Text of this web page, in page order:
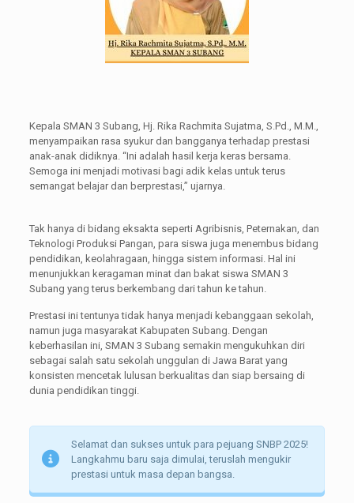
Kepala SMAN 3 Subang, Hj. Rika Rachmita Sujatma, S.Pd., M.M.,
menyampaikan rasa syukur dan bangganya terhadap prestasi
anak-anak didiknya. “Ini adalah hasil kerja keras bersama.
Semoga ini menjadi motivasi bagi adik kelas untuk terus
semangat belajar dan berprestasi,” ujarnya.
Tak hanya di bidang eksakta seperti Agribisnis, Peternakan, dan
Teknologi Produksi Pangan, para siswa juga menembus bidang
pendidikan, keolahragaan, hingga sistem informasi. Hal ini
menunjukkan keragaman minat dan bakat siswa SMAN 3
Subang yang terus berkembang dari tahun ke tahun.
Prestasi ini tentunya tidak hanya menjadi kebanggaan sekolah,
namun juga masyarakat Kabupaten Subang. Dengan
keberhasilan ini, SMAN 3 Subang semakin mengukuhkan diri
sebagai salah satu sekolah unggulan di Jawa Barat yang
konsisten mencetak lulusan berkualitas dan siap bersaing di
dunia pendidikan tinggi.
Selamat dan sukses untuk para pejuang SNBP 2025!
Langkahmu baru saja dimulai, teruslah mengukir
prestasi untuk masa depan bangsa.